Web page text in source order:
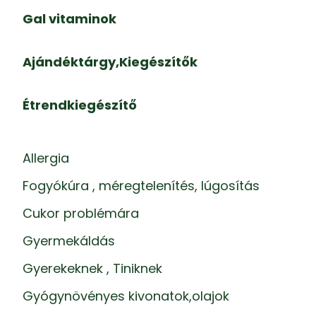
Gal vitaminok
Ajándéktárgy,Kiegészítők
Étrendkiegészítő
Allergia
Fogyókúra , méregtelenítés, lúgosítás
Cukor problémára
Gyermekáldás
Gyerekeknek , Tiniknek
Gyógynövényes kivonatok,olajok